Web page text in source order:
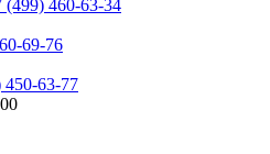
(499) 460-63-34
69-76
450-63-77